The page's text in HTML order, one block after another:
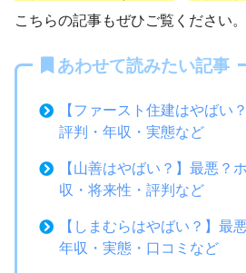
こちらの記事もぜひご覧ください。
あわせて読みたい記事
【ファースト住建はやばい
評判・年収・実態など
【山善はやばい？】最悪？
収・将来性・評判など
【しまむらはやばい？】最
年収・実態・口コミなど